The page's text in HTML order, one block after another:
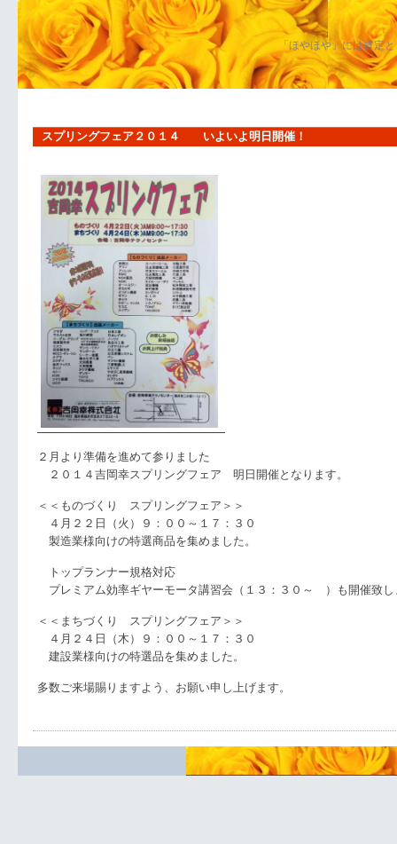
「ほやほや」には肯定
スプリングフェア２０１４ いよいよ明日開催！
２月より準備を進めて参りました
２０１４吉岡幸スプリングフェア 明日開催となります。
＜＜ものづくり スプリングフェア＞＞
４月２２日（火）９：００～１７：３０
製造業様向けの特選商品を集めました。
トップランナー規格対応
プレミアム効率ギヤーモータ講習会（１３：３０～ ）も開催致し
＜＜まちづくり スプリングフェア＞＞
４月２４日（木）９：００～１７：３０
建設業様向けの特選品を集めました。
多数ご来場賜りますよう、お願い申し上げます。